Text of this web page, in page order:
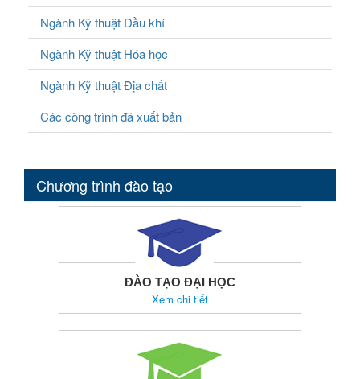
Ngành Kỹ thuật Dầu khí
Ngành Kỹ thuật Hóa học
Ngành Kỹ thuật Địa chất
Các công trình đã xuất bản
Chương trình đào tạo
ĐÀO TẠO ĐẠI HỌC
Xem chi tiết